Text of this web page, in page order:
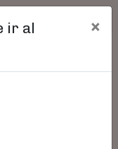
ir al
×